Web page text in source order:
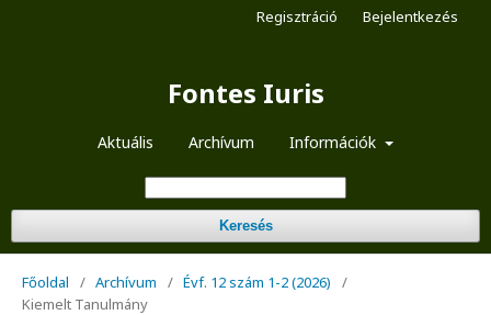
Fontes Iuris
Aktuális Archívum Információk
Keresés
Regisztráció Bejelentkezés
Főoldal / Archívum / Évf. 12 szám 1-2 (2026)
/
Kiemelt Tanulmány